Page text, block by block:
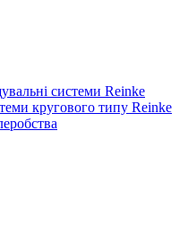
системи Reinke
кругового типу Reinke